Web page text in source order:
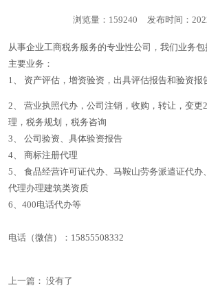
浏览量：159240 发布时间：
从事企业工商税务服务的专业性公司，我们业务包
主要业务：
1、 资产评估，增资验资，出具评估报告和验资报
2、 营业执照代办，公司注销，收购，转让，变更
理，税务规划，税务咨询
3、 公司验资、具体验资报告
4、 商标注册代理
5、 食品经营许可证代办、马鞍山劳务派遣证代办
代理办理建筑类资质
6、400电话代办等
电话（微信）： 15855508332
上一篇： 没有了